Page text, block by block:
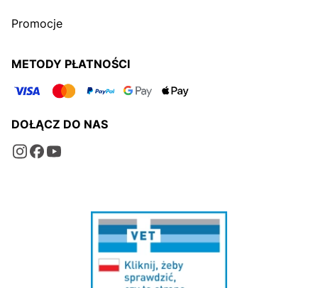
Promocje
METODY PŁATNOŚCI
DOŁĄCZ DO NAS